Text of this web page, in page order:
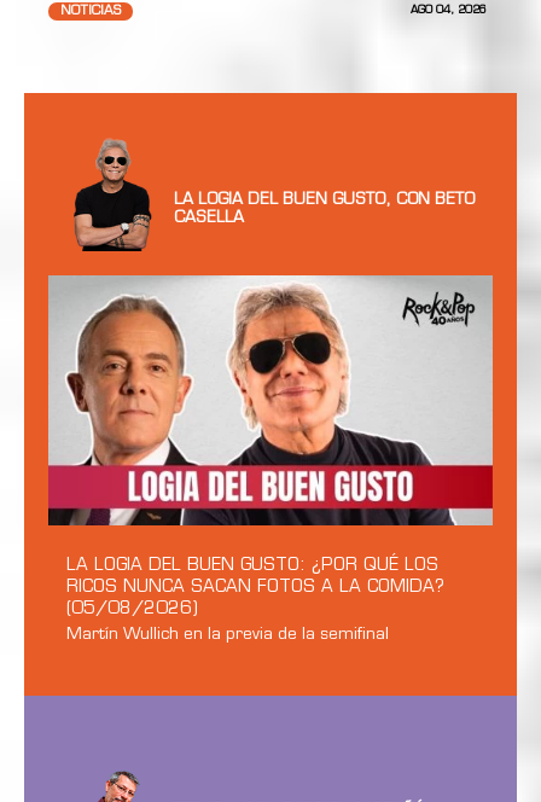
NOTICIAS AGO 04, 2026
LA LOGIA DEL BUEN GUSTO, CON BETO
CASELLA
LA LOGIA DEL BUEN GUSTO: ¿POR QUÉ LOS
RICOS NUNCA SACAN FOTOS A LA COMIDA?
(05/08/2026)
Martín Wullich en la previa de la semifinal